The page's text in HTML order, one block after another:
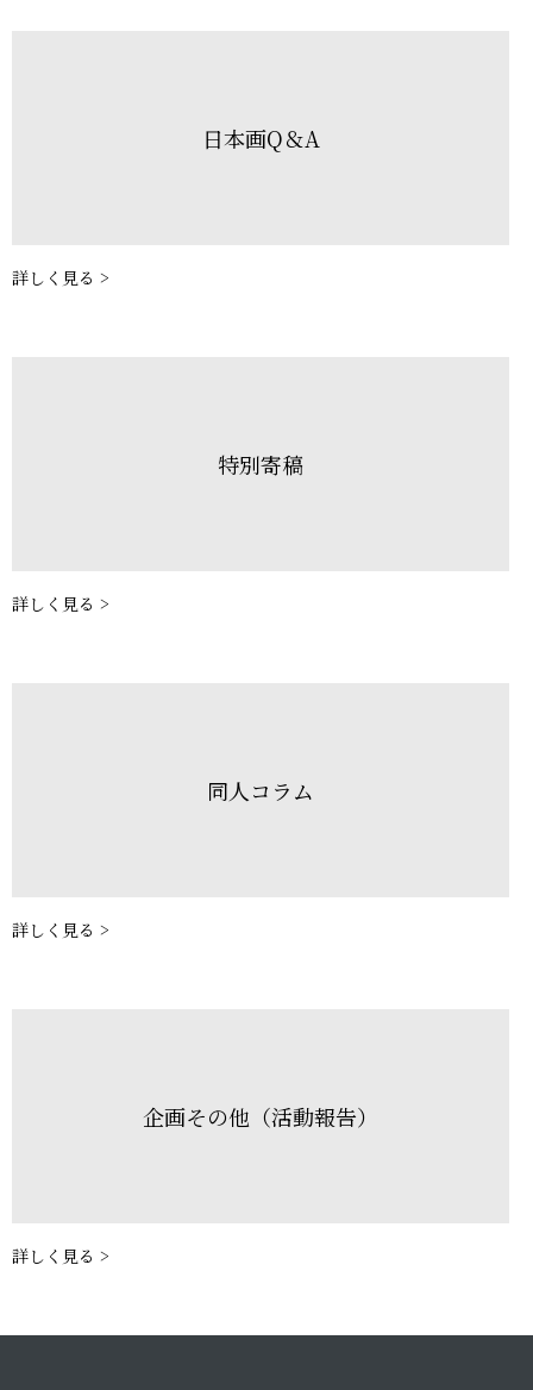
日本画Q＆A
詳しく見る >
特別寄稿
詳しく見る >
同人コラム
詳しく見る >
企画その他（活動報告）
詳しく見る >